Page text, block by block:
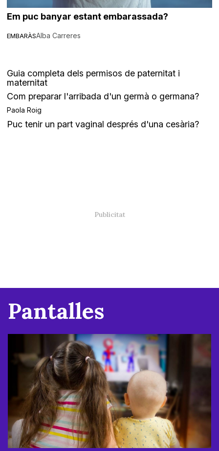
EMBARÀS
Em puc banyar estant embarassada?
Alba Carreres
Guia completa dels permisos de paternitat i
maternitat
Com preparar l'arribada d'un germà o germana?
Paola Roig
Puc tenir un part vaginal després d'una cesària?
Pantalles